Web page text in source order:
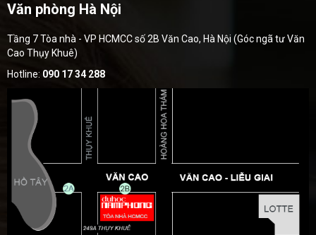
Văn phòng Hà Nội
Tầng 7 Tòa nhà - VP HCMCC số 2B Văn Cao, Hà Nội (Góc ngã tư Văn
Cao Thụy Khuê)
Hotline: 090 17 34 288